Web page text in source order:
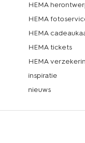
HEMA
HEMA
HEMA
HEMA tickets
HEMA
inspiratie
nieuws